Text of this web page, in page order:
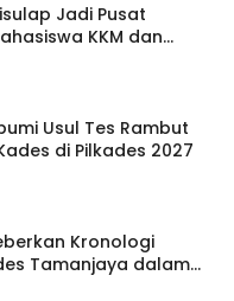
Jadi Pusat
KKM dan
Usul Tes Rambut
di Pilkades 2027
Kronologi
Tamanjaya dalam